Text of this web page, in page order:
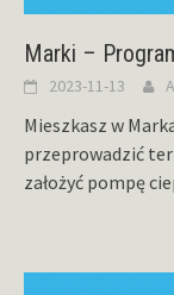
Marki –
2023-11-13
Mieszkasz w
przeprowadzić
założyć pompę